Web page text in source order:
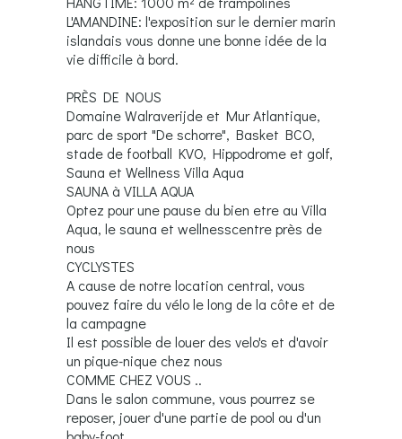
L'AMANDINE: l'exposition sur le dernier marin
islandais vous donne une bonne idée de la
vie difficile à bord.
PRÈS DE NOUS
Domaine Walraverijde et Mur Atlantique,
parc de sport "De schorre", Basket BCO,
stade de football KVO, Hippodrome et golf,
Sauna et Wellness Villa Aqua
SAUNA à VILLA AQUA
Optez pour une pause du bien etre au Villa
Aqua, le sauna et wellnesscentre près de
nous
CYCLYSTES
A cause de notre location central, vous
pouvez faire du vélo le long de la côte et de
la campagne
Il est possible de louer des velo's et d'avoir
un pique-nique chez nous
COMME CHEZ VOUS ..
Dans le salon commune, vous pourrez se
reposer, jouer d'une partie de pool ou d'un